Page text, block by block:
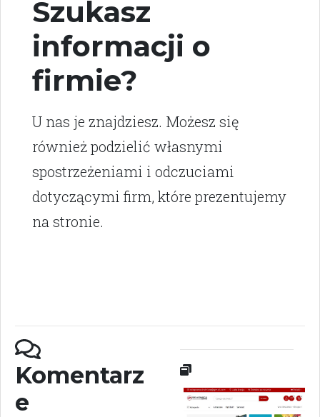
Szukasz
informacji o
firmie?
U nas je znajdziesz. Możesz się
również podzielić własnymi
spostrzeżeniami i odczuciami
dotyczącymi firm, które prezentujemy
na stronie.
Komentarz
e